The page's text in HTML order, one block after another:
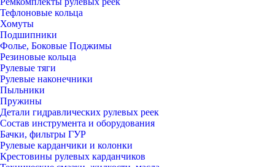
Тефлоновые кольца
Хомуты
Подшипники
Фолье, Боковые Поджимы
Резиновые кольца
Рулевые тяги
Рулевые наконечники
Пыльники
Пружины
Детали гидравлических рулевых реек
Состав инструмента и оборудования
Бачки, фильтры ГУР
Рулевые карданчики и колонки
Крестовины рулевых карданчиков